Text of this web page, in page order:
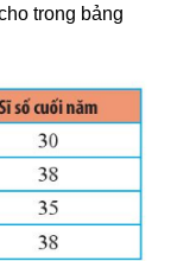
trong bảng